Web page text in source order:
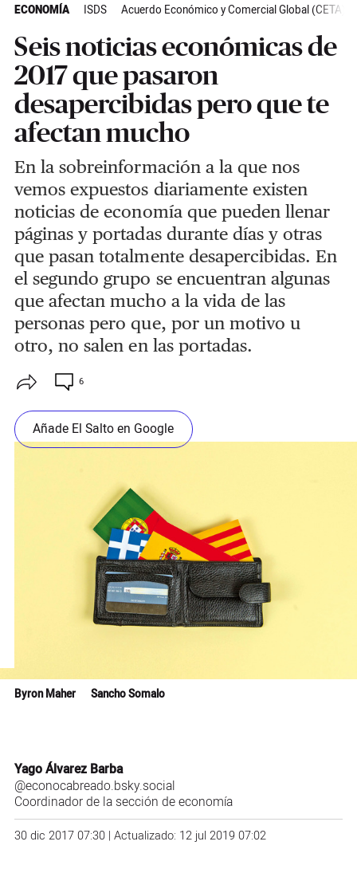
ECONOMÍA ISDS Acuerdo Económico y Comercial Global (CETA)
Seis noticias económicas de
2017 que pasaron
desapercibidas pero que te
afectan mucho
En la sobreinformación a la que nos
vemos expuestos diariamente existen
noticias de economía que pueden llenar
páginas y portadas durante días y otras
que pasan totalmente desapercibidas. En
el segundo grupo se encuentran algunas
que afectan mucho a la vida de las
personas pero que, por un motivo u
otro, no salen en las portadas.
6
Añade El Salto en Google
Byron Maher Sancho Somalo
Yago Álvarez Barba
@econocabreado.bsky.social
Coordinador de la sección de economía
30 dic 2017 07:30 | Actualizado: 12 jul 2019 07:02